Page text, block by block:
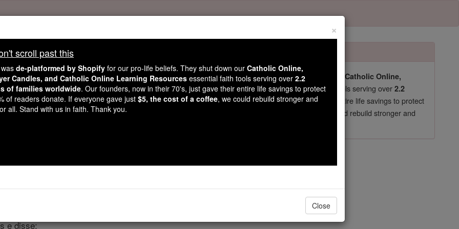
scroll past this
readers, Catholic Online wasde-platformed by Shopifyfor our pro-life beliefs. They shut down our Catholic Online,
Online School, Prayer Candles, and Catholic Online Learning Resourcesessential faith tools serving over2.2
students and millions of families worldwide . Our founders, now in their 70's, just gave their entire life savings to protect
this mission. But fewer than 2% of readers donate. If everyone gave just
, we could rebuild stronger and
Números - Capítulo 15
15 ⌄
e disse:
×
scroll past this
de-platformed by Shopify for our pro-life beliefs. They shut down our Catholic Online,
Candles, and Catholic Online Learning Resources essential faith tools serving over 2.2
of families worldwide. Our founders, now in their 70's, just gave their entire life savings to protect
of readers donate. If everyone gave just $5, the cost of a coffee, we could rebuild stronger and
all. Stand with us in faith. Thank you.
Close